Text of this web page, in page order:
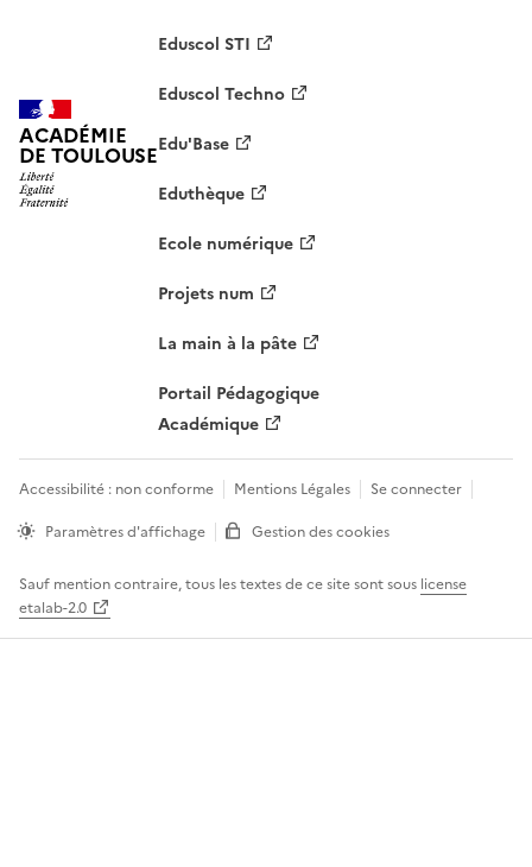
ACADÉMIE
DE TOULOUSE
Eduscol STI
Eduscol Techno
Edu'Base
Eduthèque
Ecole numérique
Projets num
La main à la pâte
Portail Pédagogique
Académique
Accessibilité : non conforme Mentions Légales
Se connecter
Paramètres d'affichage
Gestion des cookies
Sauf mention contraire, tous les textes de ce site sont sous license
etalab-2.0